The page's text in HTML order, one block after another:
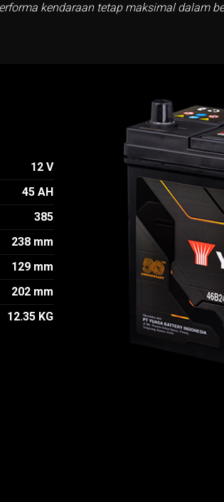
kendaraan tetap maksimal dalam
12 V
45 AH
385
238 mm
129 mm
202 mm
12.35 KG